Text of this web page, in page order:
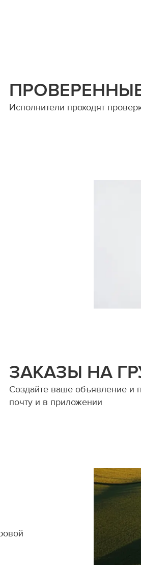
Исполнители проходят
ЗАКАЗЫ НА
Создайте ваше объявление и
почту и в приложении